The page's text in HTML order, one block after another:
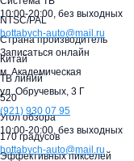
NTSC/PAL
Страна производитель
Китай
ТВ линий
520
Угол обзора
170 градусов
Эффективных пикселей
10:00-20:00, без выходных
hottabych-auto@mail.ru
Записаться онлайн
м. Академическая
ул. Обручевых, 3 Г
(921) 930 07 95
10:00-20:00, без выходных
hottabych-auto@mail.ru